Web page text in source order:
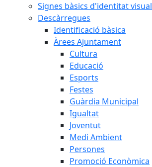
Signes bàsics d'identitat visual
Descàrregues
Identificació bàsica
Àrees Ajuntament
Cultura
Educació
Esports
Festes
Guàrdia Municipal
Igualtat
Joventut
Medi Ambient
Persones
Promoció Econòmica